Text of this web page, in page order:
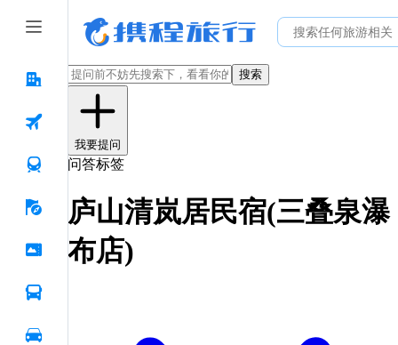
搜索
我要提问
问答标签
庐山清岚居民宿(三叠泉瀑
布店)